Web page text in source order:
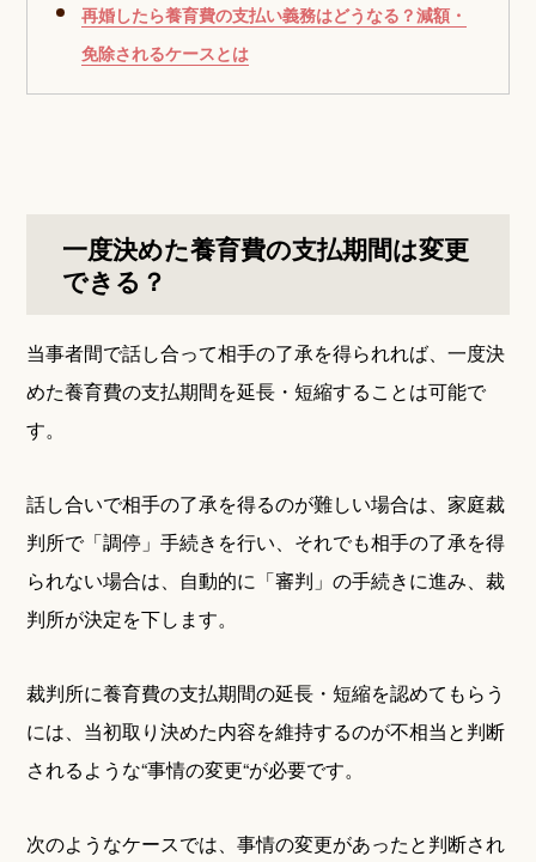
再婚したら養育費の支払い義務はどうなる？減額・
免除されるケースとは
一度決めた養育費の支払期間は変更
できる？
当事者間で話し合って相手の了承を得られれば、一度決
めた養育費の支払期間を延長・短縮することは可能で
す。
話し合いで相手の了承を得るのが難しい場合は、家庭裁
判所で「調停」手続きを行い、それでも相手の了承を得
られない場合は、自動的に「審判」の手続きに進み、裁
判所が決定を下します。
裁判所に養育費の支払期間の延長・短縮を認めてもらう
には、当初取り決めた内容を維持するのが不相当と判断
されるような“事情の変更“が必要です。
次のようなケースでは、事情の変更があったと判断され